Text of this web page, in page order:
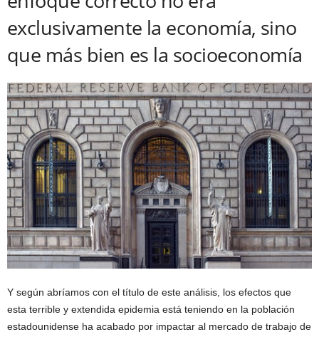
exclusivamente la economía, sino
que más bien es la socioeconomía
Y según abríamos con el título de este análisis, los efectos que
esta terrible y extendida epidemia está teniendo en la población
estadounidense ha acabado por impactar al mercado de trabajo de